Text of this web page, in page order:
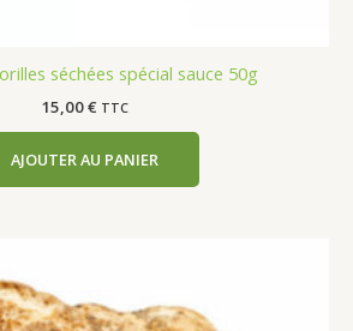
séchées spécial sauce 50g
15,00€ TTC
AJOUTER AU PANIER